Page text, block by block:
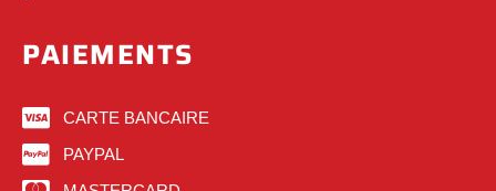
PAIEMENTS
CARTE BANCAIRE
PAYPAL